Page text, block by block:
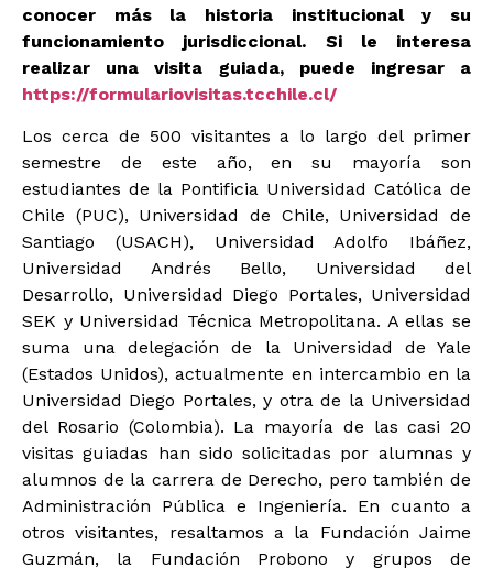
conocer más la historia institucional y su
funcionamiento jurisdiccional. Si le interesa
realizar una visita guiada, puede ingresar a
https://formulariovisitas.tcchile.cl/
Los cerca de 500 visitantes a lo largo del primer
semestre de este año, en su mayoría son
estudiantes de la Pontificia Universidad Católica de
Chile (PUC), Universidad de Chile, Universidad de
Santiago (USACH), Universidad Adolfo Ibáñez,
Universidad Andrés Bello, Universidad del
Desarrollo, Universidad Diego Portales, Universidad
SEK y Universidad Técnica Metropolitana. A ellas se
suma una delegación de la Universidad de Yale
(Estados Unidos), actualmente en intercambio en la
Universidad Diego Portales, y otra de la Universidad
del Rosario (Colombia). La mayoría de las casi 20
visitas guiadas han sido solicitadas por alumnas y
alumnos de la carrera de Derecho, pero también de
Administración Pública e Ingeniería. En cuanto a
otros visitantes, resaltamos a la Fundación Jaime
Guzmán, la Fundación Probono y grupos de